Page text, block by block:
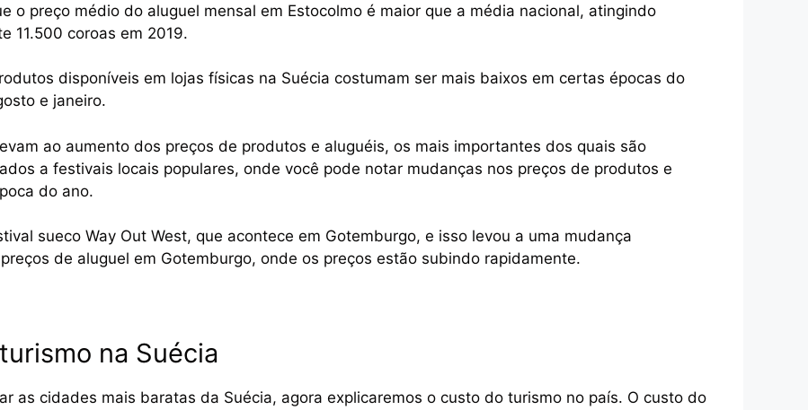
o preço médio do aluguel mensal em Estocolmo é maior que a média nacional, atingindo
11.500 coroas em 2019.
disponíveis em lojas físicas na Suécia costumam ser mais baixos em certas épocas do
e janeiro.
ao aumento dos preços de produtos e aluguéis, os mais importantes dos quais são
a festivais locais populares, onde você pode notar mudanças nos preços de produtos e
do ano.
sueco Way Out West, que acontece em Gotemburgo, e isso levou a uma mudança
de aluguel em Gotemburgo, onde os preços estão subindo rapidamente.
na Suécia
as cidades mais baratas da Suécia, agora explicaremos o custo do turismo no país. O custo do